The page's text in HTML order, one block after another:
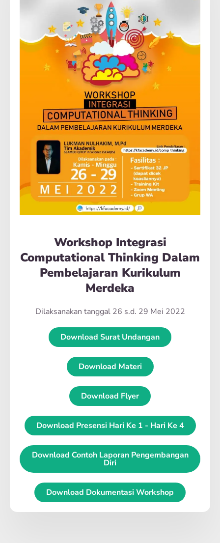
Workshop Integrasi
Computational Thinking Dalam
Pembelajaran Kurikulum
Merdeka
Dilaksanakan tanggal 26 s.d. 29 Mei 2022
Download Surat Undangan
Download Materi
Download Flyer
Download Presensi Hari Ke 1 - Hari Ke 4
Download Contoh Laporan Pengembangan
Diri
Download Dokumentasi Workshop